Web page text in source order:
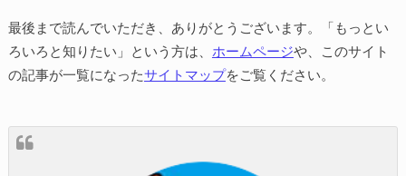
最後まで読んでいただき、ありがとうございます。「もっとい
ろいろと知りたい」という方は、 ホームページや、このサイト
の記事が一覧になったサイトマップをご覧ください。